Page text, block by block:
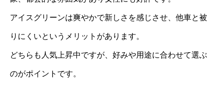
アイスグリーンは爽やかで新しさを感じさせ、他車と被
りにくいというメリットがあります。
どちらも人気上昇中ですが、好みや用途に合わせて選ぶ
のがポイントです。